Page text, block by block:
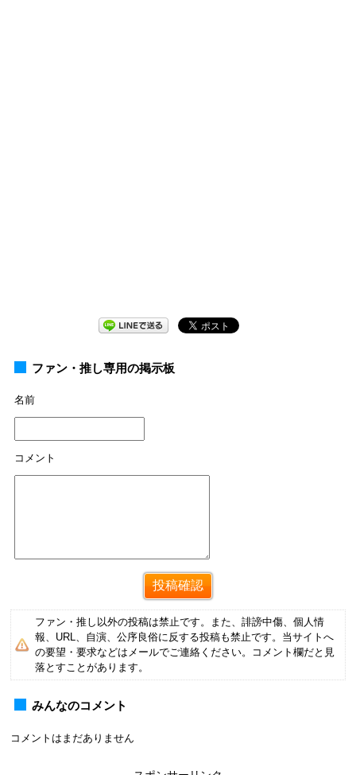
ファン・推し専用の掲示板
名前
コメント
ファン・推し以外の投稿は禁止です。また、誹謗中傷、個人情
報、URL、自演、公序良俗に反する投稿も禁止です。当サイトへ
の要望・要求などはメールでご連絡ください。コメント欄だと見
落とすことがあります。
みんなのコメント
コメントはまだありません